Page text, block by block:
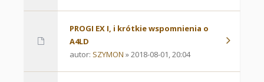
PROGI EX I, i krótkie wspomnienia o
A4LD
autor: SZYMON » 2018-08-01, 20:04